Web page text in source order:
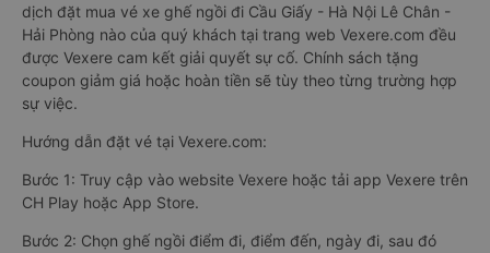
dịch đặt mua vé xe ghế ngồi đi Cầu Giấy - Hà Nội Lê Chân -
Hải Phòng nào của quý khách tại trang web Vexere.com đều
được Vexere cam kết giải quyết sự cố. Chính sách tặng
coupon giảm giá hoặc hoàn tiền sẽ tùy theo từng trường hợp
sự việc.
Hướng dẫn đặt vé tại Vexere.com:
Bước 1: Truy cập vào website Vexere hoặc tải app Vexere trên
CH Play hoặc App Store.
Bước 2: Chọn ghế ngồi điểm đi, điểm đến, ngày đi, sau đó